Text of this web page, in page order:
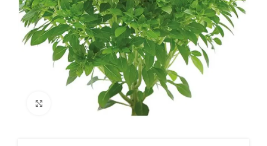
Haga clic para ampliar